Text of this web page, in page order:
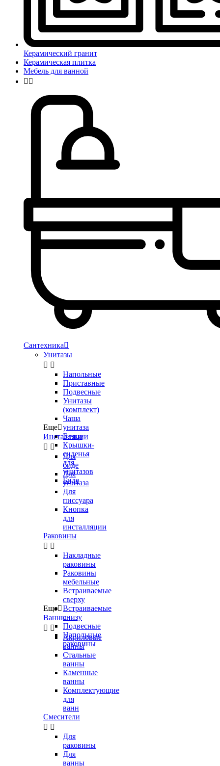
Керамический гранит
Керамическая плитка
Мебель для ванной
 
Сантехника
Унитазы
 
Напольные
Приставные
Подвесные
Унитазы
(комплект)
Чаша
унитаза
Бачки
Крышки-
сиденья
для
унитазов
Биде
Еще
Инсталляции
 
Для
биде
Для
унитаза
Для
писсуара
Кнопка
для
инсталляции
Раковины
 
Накладные
раковины
Раковины
мебельные
Встраиваемые
сверху
Встраиваемые
снизу
Подвесные
Напольные
раковины
Еще
Ванны
 
Акриловые
ванны
Стальные
ванны
Каменные
ванны
Комплектующие
для
ванн
Смесители
 
Для
раковины
Для
ванны